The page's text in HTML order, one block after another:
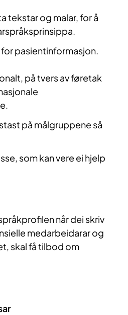
tekstar og malar, for å
pasientinformasjon.
på tvers av føretak
på målgruppene så
som kan vere ei hjelp
når dei skriv
medarbeidarar og
skal få tilbod om